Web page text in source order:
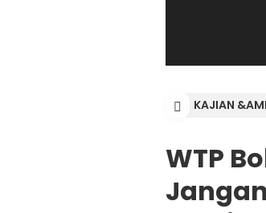
KAJIAN
WTP